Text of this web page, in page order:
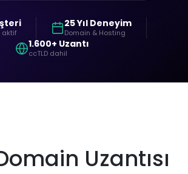
aktif
25 Yıl Deneyim
Domain & Hosting
1.600+ Uzantı
ccTLD dahil
Uzantısı